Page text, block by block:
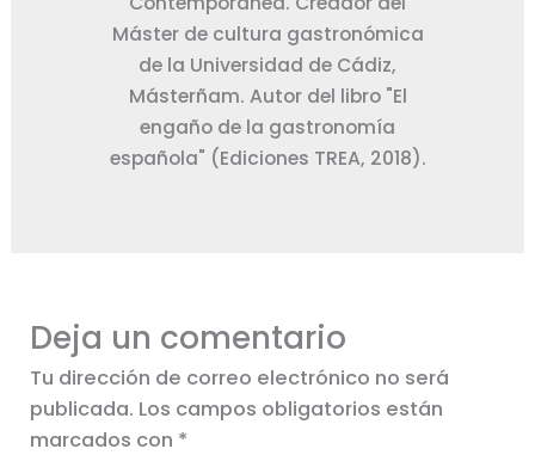
Máster de cultura gastronómica
de la Universidad de Cádiz,
Másterñam. Autor del libro "El
engaño de la gastronomía
española" (Ediciones TREA, 2018).
Deja un comentario
Tu dirección de correo electrónico no será
publicada. Los campos obligatorios están
marcados con *